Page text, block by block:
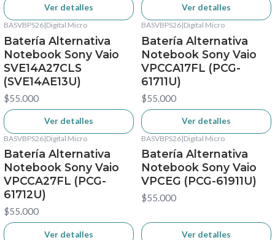
Ver detalles Ver detalles
No disponible
BASVBPS26|Digital Micro
Batería Alternativa
Notebook Sony Vaio
SVE14A27CLS
(SVE14AE13U)
$55.000
Ver detalles
No disponible
BASVBPS26|Digital Micro
Batería Alternativa
Notebook Sony Vaio
VPCCA17FL (PCG-
61711U)
$55.000
Ver detalles
No disponible
BASVBPS26|Digital Micro
Batería Alternativa
Notebook Sony Vaio
VPCCA27FL (PCG-
61712U)
$55.000
Ver detalles
No disponible
BASVBPS26|Digital Micro
Batería Alternativa
Notebook Sony Vaio
VPCEG (PCG-61911U)
$55.000
Ver detalles